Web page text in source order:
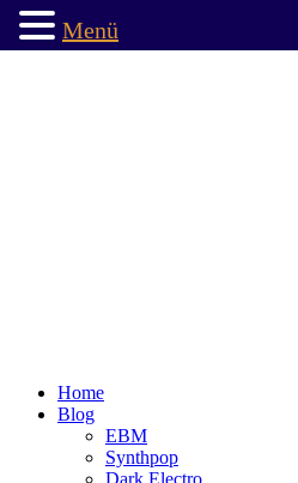
Home
Blog
EBM
Synthpop
Dark Electro
Menü